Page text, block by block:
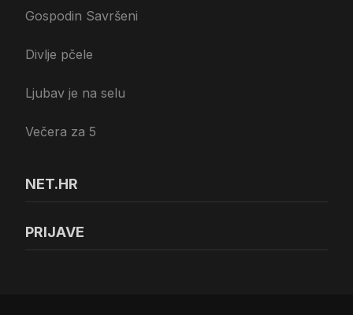
Gospodin Savršeni
Divlje pčele
Ljubav je na selu
Večera za 5
NET.HR
PRIJAVE